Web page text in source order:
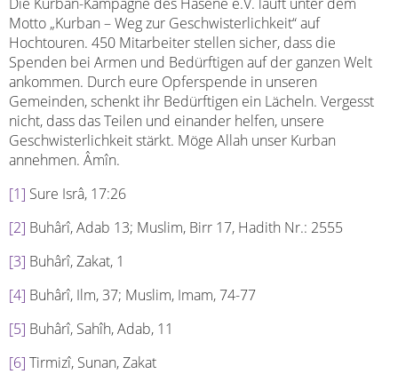
Motto „Kurban – Weg zur Geschwisterlichkeit“ auf
Hochtouren. 450 Mitarbeiter stellen sicher, dass die
Spenden bei Armen und Bedürftigen auf der ganzen Welt
ankommen. Durch eure Opferspende in unseren
Gemeinden, schenkt ihr Bedürftigen ein Lächeln. Vergesst
nicht, dass das Teilen und einander helfen, unsere
Geschwisterlichkeit stärkt. Möge Allah unser Kurban
annehmen. Âmîn.
[1] Sure Isrâ, 17:26
[2] Buhârî, Adab 13; Muslim, Birr 17, Hadith Nr.: 2555
[3] Buhârî, Zakat, 1
[4] Buhârî, Ilm, 37; Muslim, Imam, 74-77
[5] Buhârî, Sahîh, Adab, 11
[6] Tirmizî, Sunan, Zakat